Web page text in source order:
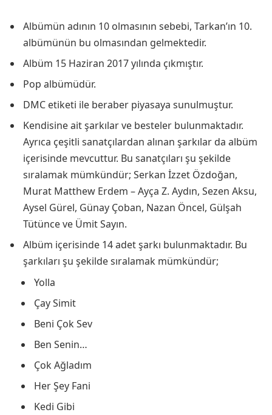
Albümün adının 10 olmasının sebebi, Tarkan’ın 10.
albümünün bu olmasından gelmektedir.
Albüm 15 Haziran 2017 yılında çıkmıştır.
Pop albümüdür.
DMC etiketi ile beraber piyasaya sunulmuştur.
Kendisine ait şarkılar ve besteler bulunmaktadır.
Ayrıca çeşitli sanatçılardan alınan şarkılar da albüm
içerisinde mevcuttur. Bu sanatçıları şu şekilde
sıralamak mümkündür; Serkan İzzet Özdoğan,
Murat Matthew Erdem – Ayça Z. Aydın, Sezen Aksu,
Aysel Gürel, Günay Çoban, Nazan Öncel, Gülşah
Tütünce ve Ümit Sayın.
Albüm içerisinde 14 adet şarkı bulunmaktadır. Bu
şarkıları şu şekilde sıralamak mümkündür;
Yolla
Çay Simit
Beni Çok Sev
Ben Senin…
Çok Ağladım
Her Şey Fani
Kedi Gibi